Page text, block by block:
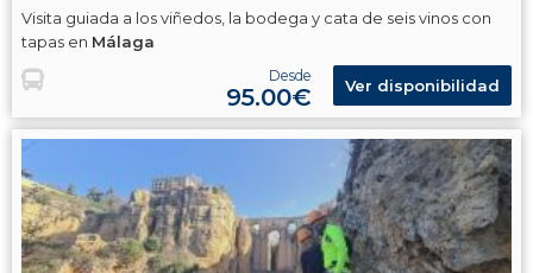
Visita guiada a los viñedos, la bodega y cata de seis vinos con
tapas en Málaga
Desde
95.00€ Ver disponibilidad